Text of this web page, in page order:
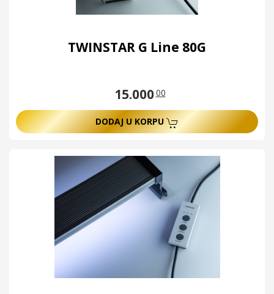
TWINSTAR G Line 80G
15.00000
DODAJ U KORPU